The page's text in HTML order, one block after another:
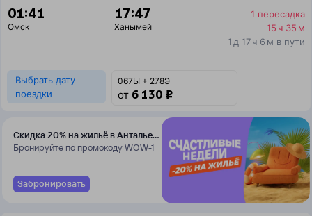
01:41
Омск
17:47
Ханымей
1 пересадка
15 ч 35 м
1 д 17 ч 6 м в пути
Выбрать дату
поездки
067Ы + 278Э
от 6 130 ₽
Скидка 20% на жильё в Анталье
и Даламане
Бронируйте по промокоду WOW-1
Забронировать